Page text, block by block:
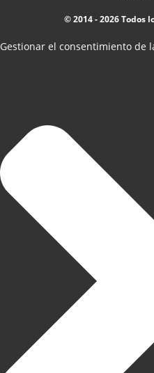
© 2014 - 2026 Todos
Gestionar el consentimiento de